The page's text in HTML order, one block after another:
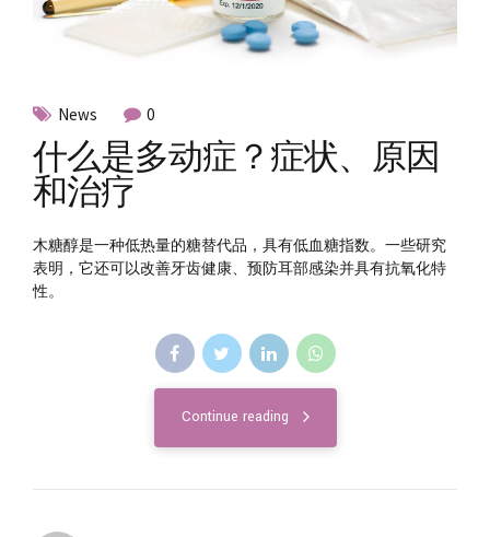
News 0
什么是多动症？症状、原因
和治疗
木糖醇是一种低热量的糖替代品，具有低血糖指数。一些研究
表明，它还可以改善牙齿健康、预防耳部感染并具有抗氧化特
性。
Continue reading